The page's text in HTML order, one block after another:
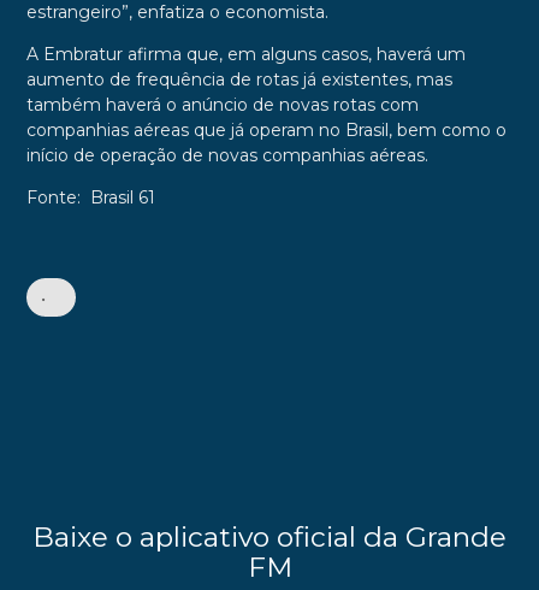
estrangeiro”, enfatiza o economista.
A Embratur afirma que, em alguns casos, haverá um
aumento de frequência de rotas já existentes, mas
também haverá o anúncio de novas rotas com
companhias aéreas que já operam no Brasil, bem como o
início de operação de novas companhias aéreas.
Fonte: Brasil 61
•
Baixe o aplicativo oficial da Grande
FM